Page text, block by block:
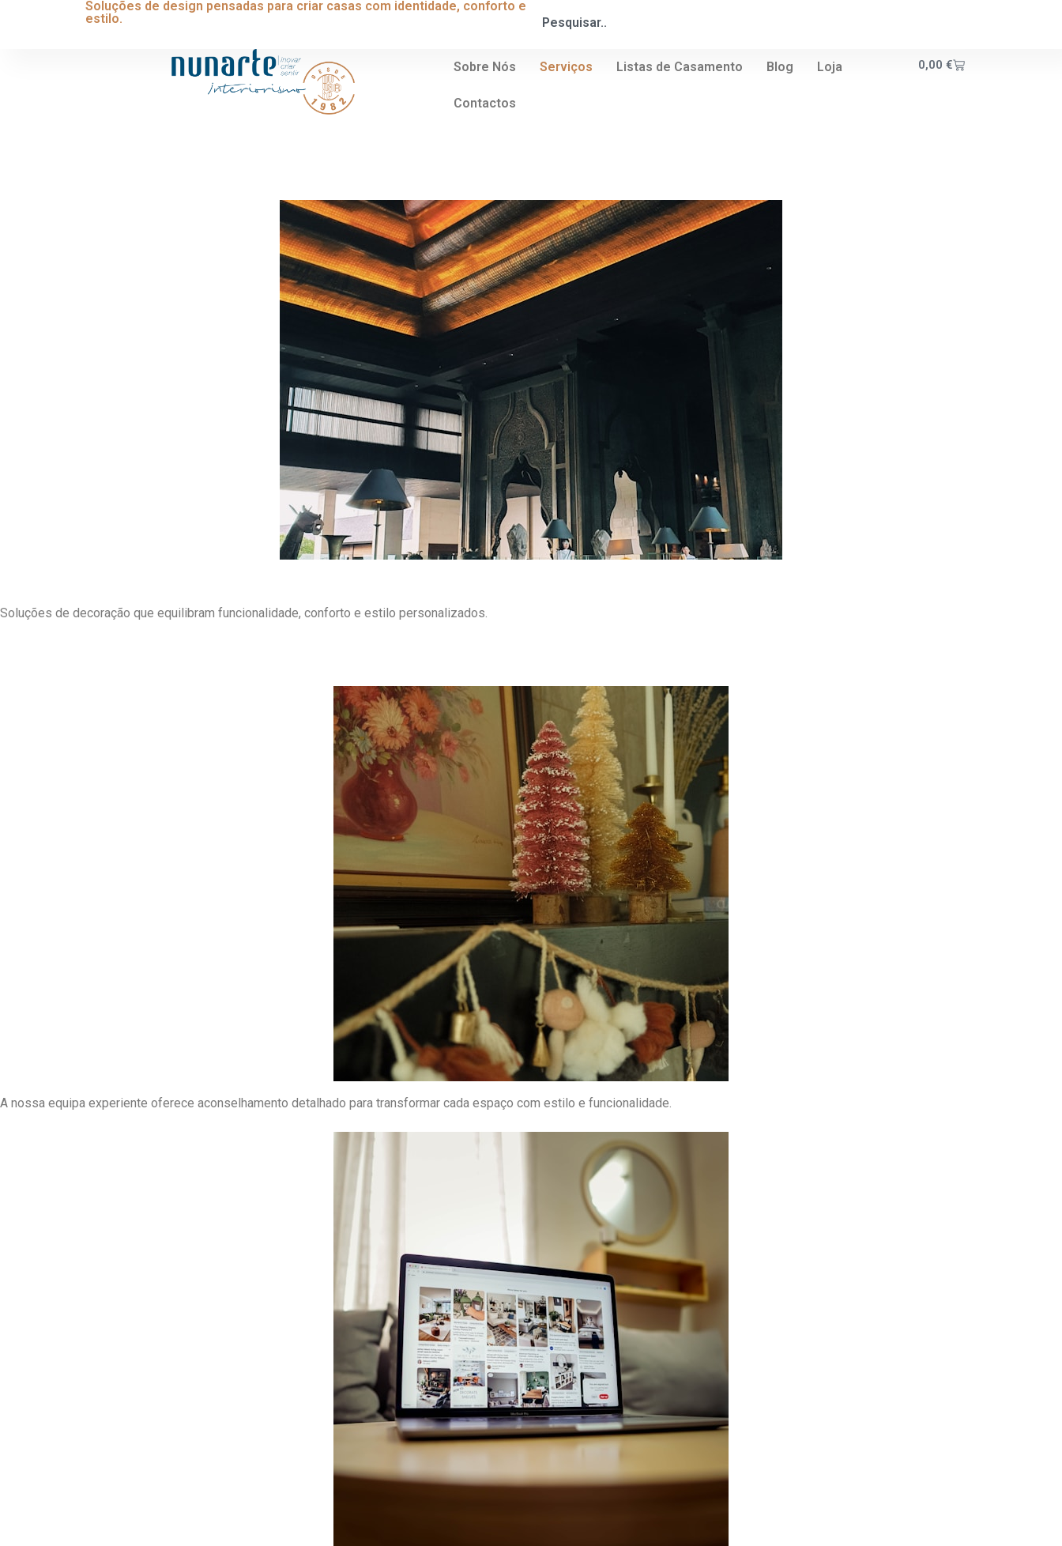
Soluções de design pensadas para criar casas com identidade, conforto e
estilo.
Sobre Nós Serviços Listas de Casamento Blog Loja
Contactos
0,00 €
Soluções de decoração que equilibram funcionalidade, conforto e estilo personalizados.
A nossa equipa experiente oferece aconselhamento detalhado para transformar cada espaço com estilo e funcionalidade.